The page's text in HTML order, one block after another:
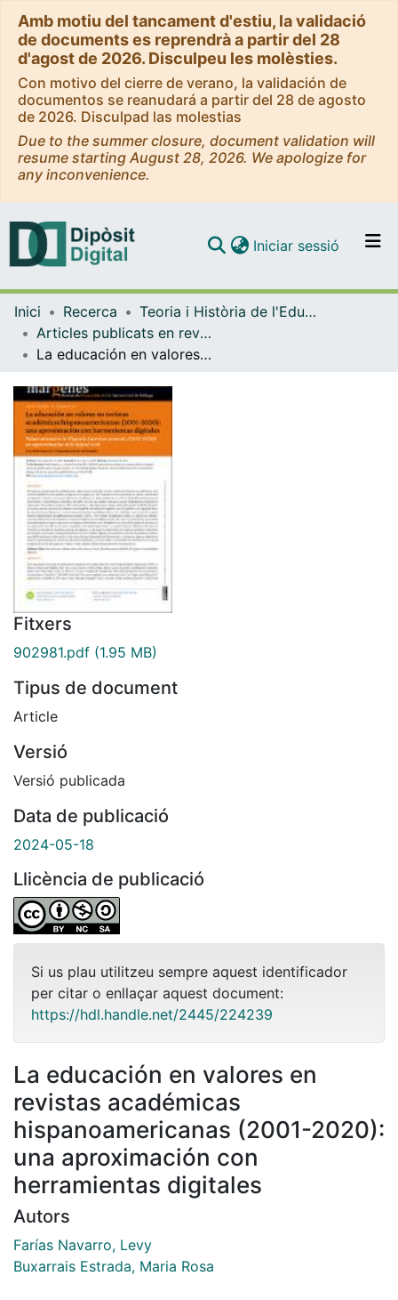
Amb motiu del tancament d'estiu, la validació
de documents es reprendrà a partir del 28
d'agost de 2026. Disculpeu les molèsties.
Con motivo del cierre de verano, la validación de
documentos se reanudará a partir del 28 de agosto
de 2026. Disculpad las molestias
Due to the summer closure, document validation will
resume starting August 28, 2026. We apologize for
any inconvenience.
Navega per tot el DD
Iniciar sessió (current)
Inici Recerca
Teoria i Història de l'Educació
Articles publicats en revistes (Teoria i Història de l'Educació)
La educación en valores en revistas académicas hispanoamericanas (2001-2020): una aproximación con herramientas digitales
Fitxers
902981.pdf (1.95 MB)
Tipus de document
Article
Versió
Versió publicada
Data de publicació
2024-05-18
Llicència de publicació
Si us plau utilitzeu sempre aquest identificador
per citar o enllaçar aquest document:
https://hdl.handle.net/2445/224239
La educación en valores en
revistas académicas
hispanoamericanas (2001-2020):
una aproximación con
herramientas digitales
Autors
Farías Navarro, Levy
Buxarrais Estrada, Maria Rosa